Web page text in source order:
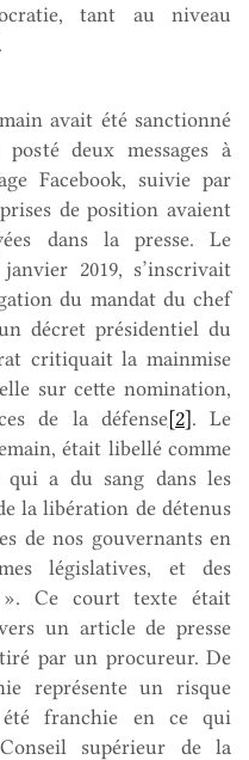
tant au niveau
.
avait été sanctionné
deux messages à
Facebook, suivie par
de position avaient
dans la presse. Le
2019, s’inscrivait
du mandat du chef
décret présidentiel du
critiquait la mainmise
sur cette nomination,
de la défense[2]. Le
était libellé comme
a du sang dans les
la libération de détenus
de nos gouvernants en
législatives, et des
». Ce court texte était
un article de presse
par un procureur. De
représente un risque
franchie en ce qui
supérieur de la